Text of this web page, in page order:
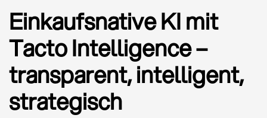
Einkaufsnative KI mit
Tacto Intelligence –
transparent, intelligent,
strategisch